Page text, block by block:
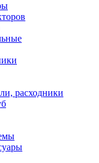
расходники